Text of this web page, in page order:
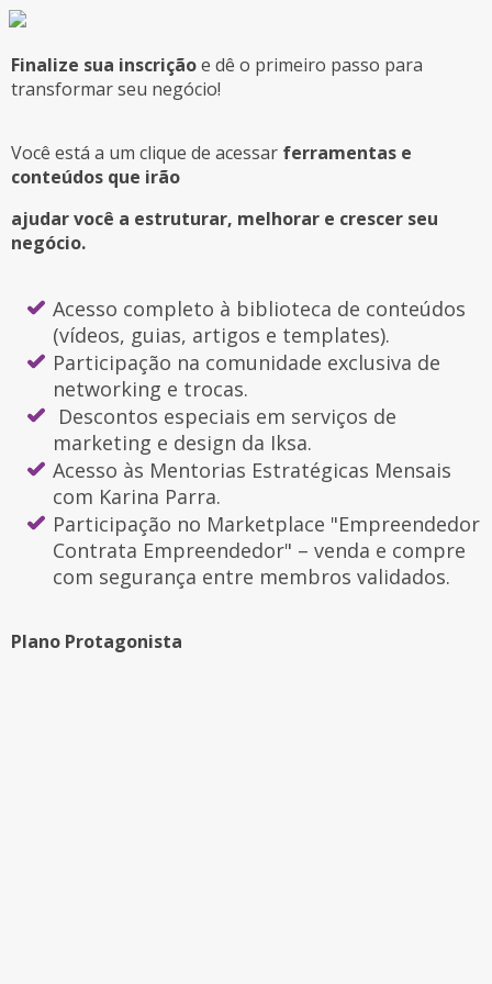
Finalize sua inscriçãoe dê o primeiro passo para
transformar seu negócio!
Você está a um clique de acessar ferramentas e
conteúdos que irão
ajudar você a estruturar, melhorar e crescer seu
negócio.
Acesso completo à biblioteca de conteúdos
(vídeos, guias, artigos e templates).
Participação na comunidade exclusiva de
networking e trocas.
Descontos especiais em serviços de
marketing e design da Iksa.
Acesso às Mentorias Estratégicas Mensais
com Karina Parra.
Participação no Marketplace "Empreendedor
Contrata Empreendedor" – venda e compre
com segurança entre membros validados.
Plano Protagonista